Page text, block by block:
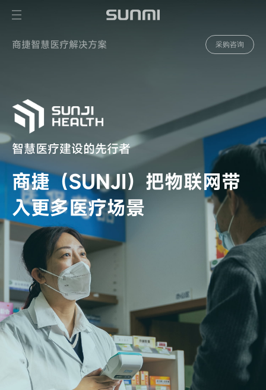
商捷智慧医疗解决方案 采购咨询
智慧医疗建设的先行者
商捷（SUNJI）把物联网带
入更多医疗场景